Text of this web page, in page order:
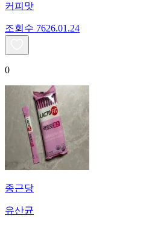
커피맛
조회수 7626.01.24
0
종근당
유산균